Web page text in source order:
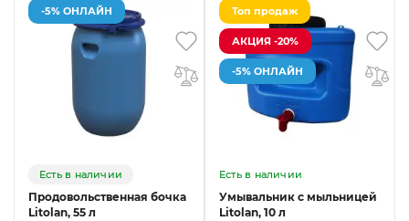
-5% ОНЛАЙН
Есть в наличии
Продовольственная бочка
Litolan, 55 л
Топ продаж
АКЦИЯ -20%
-5% ОНЛАЙН
Есть в наличии
Умывальник с мыльницей
Litolan, 10 л